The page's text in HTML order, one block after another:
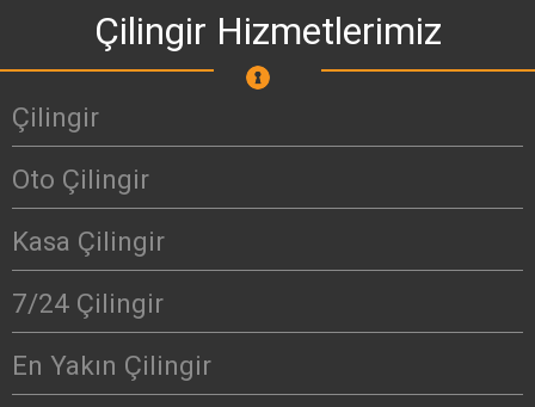
Çilingir Hizmetlerimiz
Çilingir
Oto Çilingir
Kasa Çilingir
7/24 Çilingir
En Yakın Çilingir